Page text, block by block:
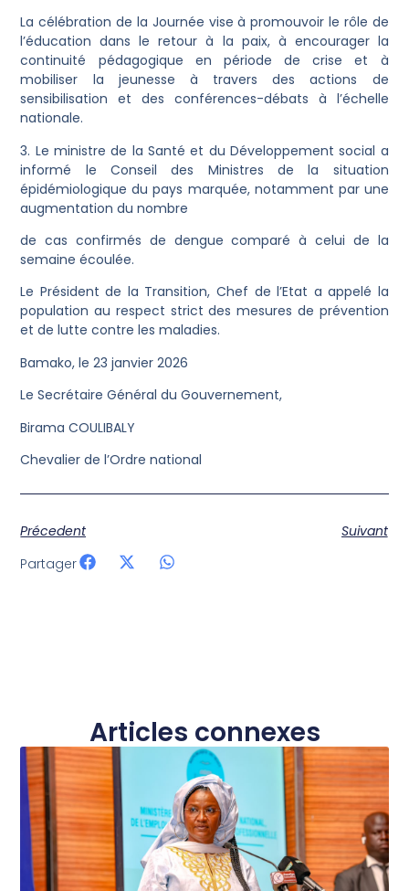
La célébration de la Journée vise à promouvoir le rôle de
l’éducation dans le retour à la paix, à encourager la
continuité pédagogique en période de crise et à
mobiliser la jeunesse à travers des actions de
sensibilisation et des conférences-débats à l’échelle
nationale.
3. Le ministre de la Santé et du Développement social a
informé le Conseil des Ministres de la situation
épidémiologique du pays marquée, notamment par une
augmentation du nombre
de cas confirmés de dengue comparé à celui de la
semaine écoulée.
Le Président de la Transition, Chef de l’Etat a appelé la
population au respect strict des mesures de prévention
et de lutte contre les maladies.
Bamako, le 23 janvier 2026
Le Secrétaire Général du Gouvernement,
Birama COULIBALY
Chevalier de l’Ordre national
Précedent
Suivant
Partager
Articles connexes